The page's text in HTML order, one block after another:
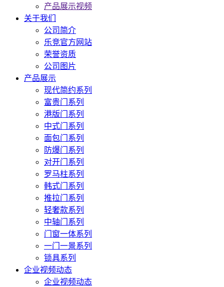
产品展示视频
关于我们
公司简介
乐竞官方网站
荣誉资质
公司图片
产品展示
现代简约系列
富贵门系列
港版门系列
中式门系列
面包门系列
防爆门系列
对开门系列
罗马柱系列
韩式门系列
推拉门系列
轻奢款系列
中轴门系列
门窗一体系列
一门一景系列
锁具系列
企业视频动态
企业视频动态